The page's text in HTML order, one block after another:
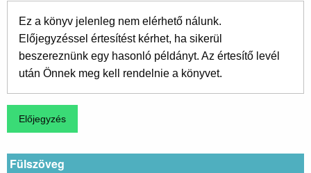
Ez a könyv jelenleg nem elérhető nálunk.
Előjegyzéssel értesítést kérhet, ha sikerül
beszereznünk egy hasonló példányt. Az értesítő levél
után Önnek meg kell rendelnie a könyvet.
Fülszöveg